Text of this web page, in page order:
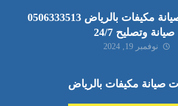
أفضل شركة صيانة مكيفات بالرياض 0506333513
صيانة وتصليح 24/7
نوفمبر 19, 2024
صيانة مكيفات بالرياض